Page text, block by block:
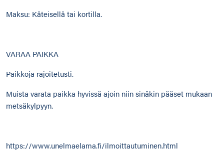
Maksu: Käteisellä tai kortilla.
VARAA PAIKKA
Paikkoja rajoitetusti.
Muista varata paikka hyvissä ajoin niin sinäkin pääset mukaan
metsäkylpyyn.
https://www.unelmaelama.fi/ilmoittautuminen.html